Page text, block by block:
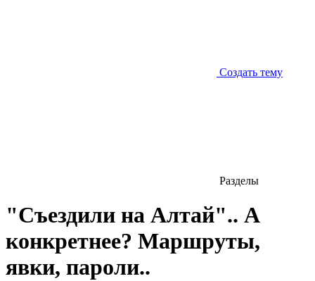
Создать тему
Разделы
"Съездили на Алтай".. А
конкретнее? Маршруты,
явки, пароли..